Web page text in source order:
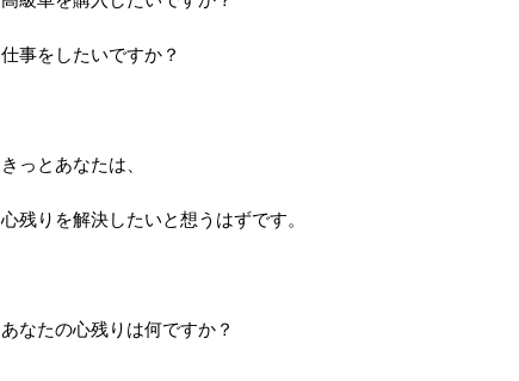
仕事をしたいですか？
きっとあなたは、
心残りを解決したいと想うはずです。
あなたの心残りは何ですか？